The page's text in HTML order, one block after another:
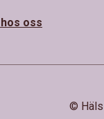
oss
©